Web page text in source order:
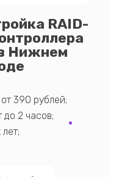
RAID-
Нижнем
390 рублей;
2 часов;